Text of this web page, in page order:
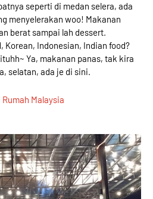
seperti di medan selera, ada
menyelerakan woo! Makanan
berat sampai lah dessert.
Korean, Indonesian, Indian food?
Ya, makanan panas, tak kira
selatan, ada je di sini.
Malaysia